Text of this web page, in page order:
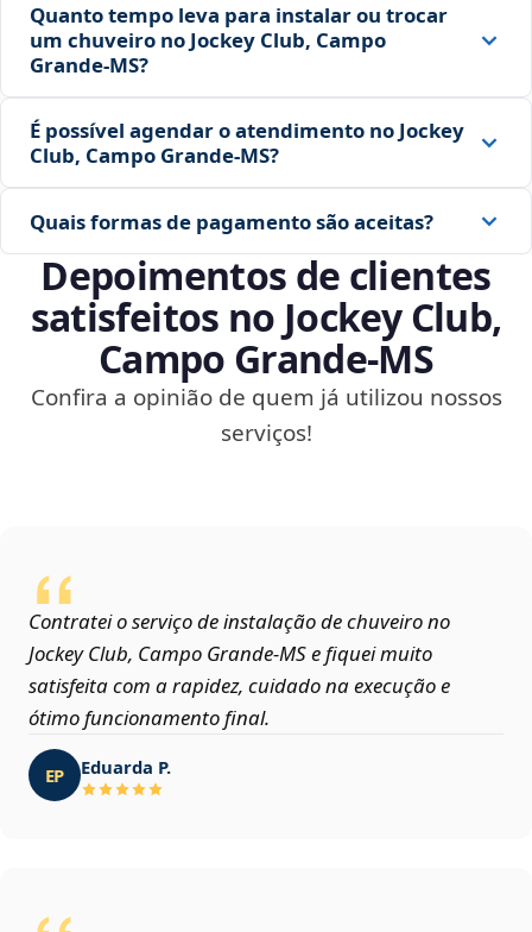
Quanto tempo leva para instalar ou trocar
um chuveiro no Jockey Club, Campo
Grande‑MS?
É possível agendar o atendimento no Jockey
Club, Campo Grande‑MS?
Quais formas de pagamento são aceitas?
Depoimentos de clientes
satisfeitos no Jockey Club,
Campo Grande‑MS
Confira a opinião de quem já utilizou nossos
serviços!
Contratei o serviço de instalação de chuveiro no
Jockey Club, Campo Grande‑MS e fiquei muito
satisfeita com a rapidez, cuidado na execução e
ótimo funcionamento final.
EP Eduarda P.